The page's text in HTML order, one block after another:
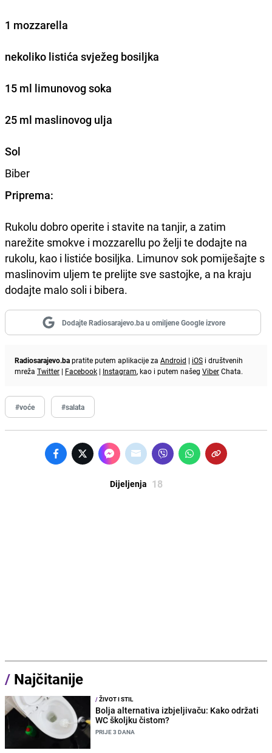
1 mozzarella
nekoliko listića svježeg bosiljka
15 ml limunovog soka
25 ml maslinovog ulja
Sol
Biber
Priprema:
Rukolu dobro operite i stavite na tanjir, a zatim
narežite smokve i mozzarellu po želji te dodajte na
rukolu, kao i listiće bosiljka. Limunov sok pomiješajte s
maslinovim uljem te prelijte sve sastojke, a na kraju
dodajte malo soli i bibera.
Dodajte Radiosarajevo.ba u omiljene Google izvore
Radiosarajevo.bapratite putem aplikacije za Android | iOS i društvenih
mreža Twitter | Facebook | Instagram, kao i putem našeg ViberChata.
#voće #salata
Dijeljenja 18
/ Najčitanije
/ŽIVOT I STIL
Bolja alternativa izbjeljivaču: Kako održati
WC školjku čistom?
PRIJE 3 DANA